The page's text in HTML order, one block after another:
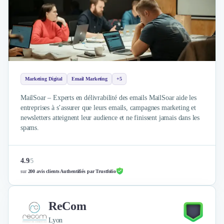
Communication
Influence Marketing
Veille commerciale
Photographie
Études Marketing
Présentations PowerPoint
SMS Marketing
Email Marketing
Data Marketing
Logiciel Marketing
Logiciel Commercial
Assurance
Expertise Comptable
Subventions & Aides
Levée de fonds
Droit des Affaires
Marketing Digital Email Marketing +5
MailSoar – Experts en délivrabilité des emails MailSoar aide les
entreprises à s’assurer que leurs emails, campagnes marketing et
newsletters atteignent leur audience et ne finissent jamais dans les
spams.
4.9/5
sur200 avis clients Authentifiés par Trustfolio
ReCom
Lyon